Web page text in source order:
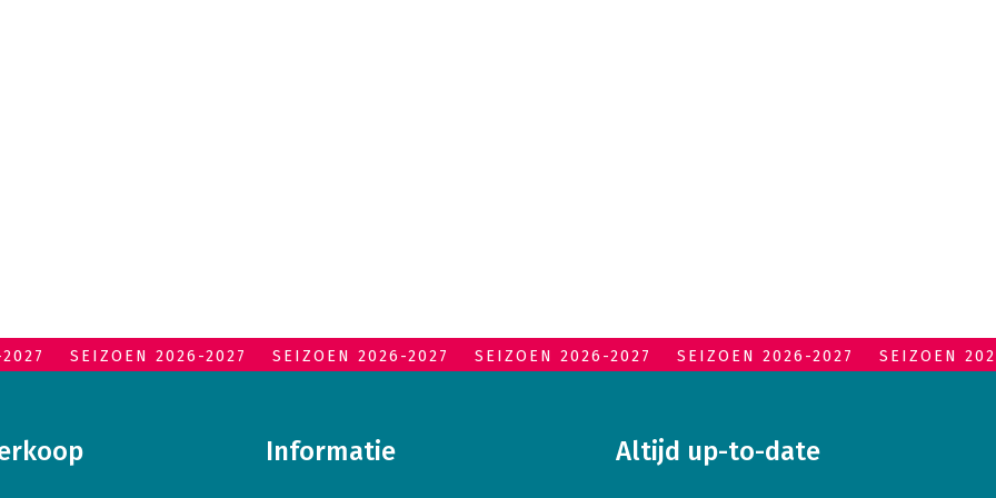
SEIZOEN 2026-2027 SEIZOEN 2026-2027 SEIZOEN 2026-2027 SEIZOEN 2026-2027 SEIZOEN
Informatie Altijd up-to-date